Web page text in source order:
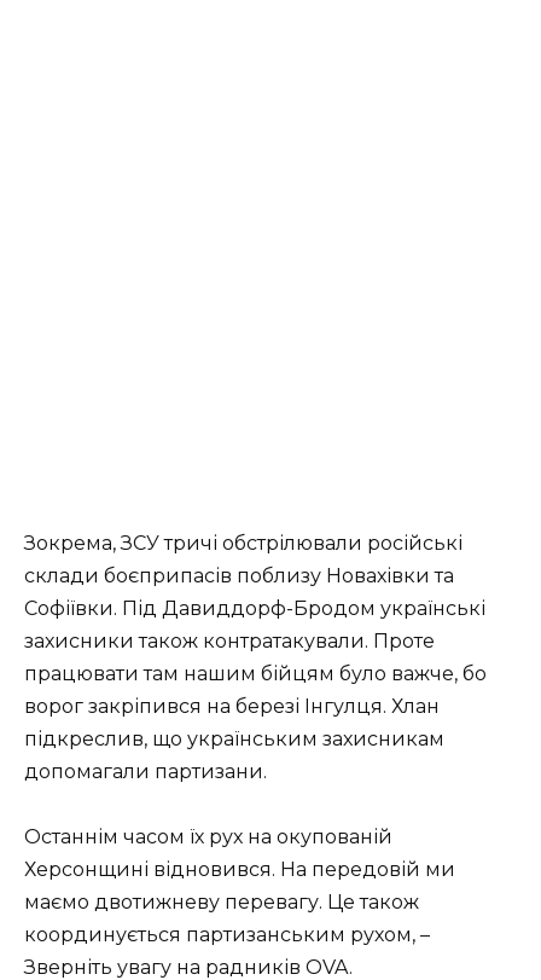
Зокрема, ЗСУ тричі обстрілювали російські
склади боєприпасів поблизу Новахівки та
Софіївки. Під Давиддорф-Бродом українські
захисники також контратакували. Проте
працювати там нашим бійцям було важче, бо
ворог закріпився на березі Інгулця. Хлан
підкреслив, що українським захисникам
допомагали партизани.
Останнім часом їх рух на окупованій
Херсонщині відновився. На передовій ми
маємо двотижневу перевагу. Це також
координується партизанським рухом, –
Зверніть увагу на радників OVA.